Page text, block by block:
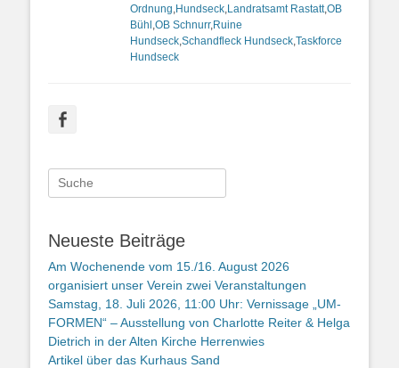
Ordnung,Hundseck,Landratsamt Rastatt,OB
Bühl ,OB Schnurr,Ruine
Hundseck,Schandfleck Hundseck,Taskforce
Hundseck
Suche
nach:
Neueste Beiträge
Am Wochenende vom 15./16. August 2026
organisiert unser Verein zwei Veranstaltungen
Samstag, 18. Juli 2026, 11:00 Uhr: Vernissage „UM-
FORMEN“ – Ausstellung von Charlotte Reiter & Helga
Dietrich in der Alten Kirche Herrenwies
Artikel über das Kurhaus Sand